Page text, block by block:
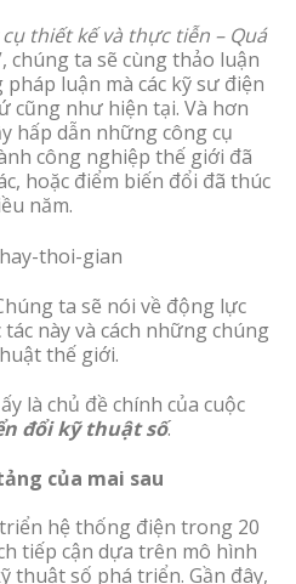
cụ thiết kế và thực tiễn – Quá
chúng ta sẽ cùng thảo luận
luận mà các kỹ sư điện
cũng như hiện tại. Và hơn
hấp dẫn những công cụ
công nghiệp thế giới đã
hoặc điểm biến đổi đã thúc
năm.
ta sẽ nói về động lực
này và cách những chúng
thế giới.
là chủ đề chính của cuộc
đổi kỹ thuật số.
của mai sau
hệ thống điện trong 20
tiếp cận dựa trên mô hình
thuật số phá triển. Gần đây,